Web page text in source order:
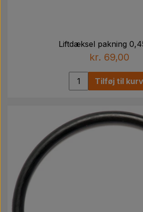
Liftdæksel pakning
kr. 69,00
Tilføj til kurv